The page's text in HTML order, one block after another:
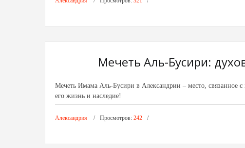
Мечеть Аль-Бусири:
Мечеть Имама Аль-Бусири в Александрии – место, связанное
его жизнь и наследие!
Александрия Просмотров: 242